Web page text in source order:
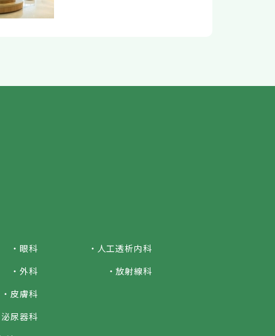
・眼科
・外科
・皮膚科
尿器科
・人工透析内科
・放射線科